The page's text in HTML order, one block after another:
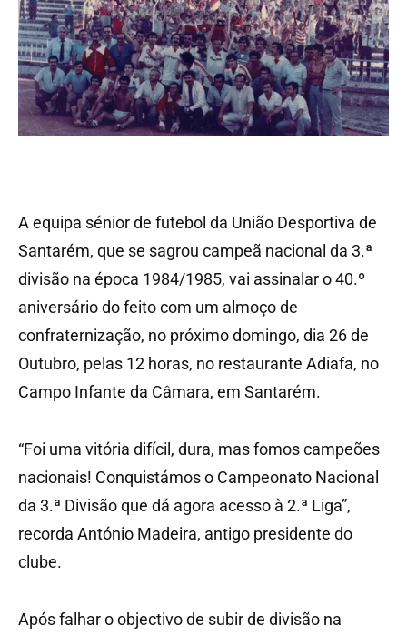
A equipa sénior de futebol da União Desportiva de
Santarém, que se sagrou campeã nacional da 3.ª
divisão na época 1984/1985, vai assinalar o 40.º
aniversário do feito com um almoço de
confraternização, no próximo domingo, dia 26 de
Outubro, pelas 12 horas, no restaurante Adiafa, no
Campo Infante da Câmara, em Santarém.
“Foi uma vitória difícil, dura, mas fomos campeões
nacionais! Conquistámos o Campeonato Nacional
da 3.ª Divisão que dá agora acesso à 2.ª Liga”,
recorda António Madeira, antigo presidente do
clube.
Após falhar o objectivo de subir de divisão na